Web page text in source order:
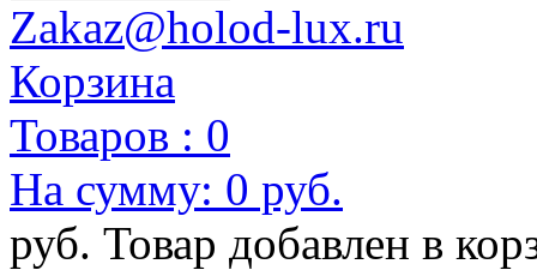
Zakaz@holod-lux.ru
Корзина
Товаров : 0
На сумму: 0 руб.
руб. Товар добавлен в